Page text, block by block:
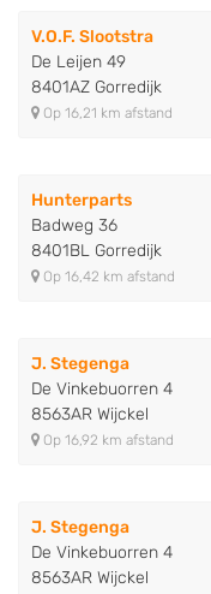
V.O.F. Slootstra
De Leijen 49
8401AZ Gorredijk
Op 16,21 km afstand
Hunterparts
Badweg 36
8401BL Gorredijk
Op 16,42 km afstand
J. Stegenga
De Vinkebuorren 4
8563AR Wijckel
Op 16,92 km afstand
J. Stegenga
De Vinkebuorren 4
8563AR Wijckel